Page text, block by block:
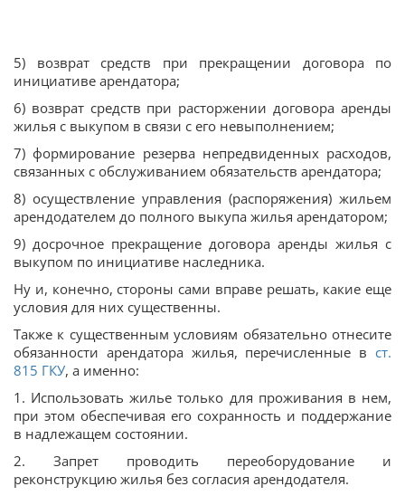
5) возврат средств при прекращении договора по
инициативе арендатора;
6) возврат средств при расторжении договора аренды
жилья с выкупом в связи с его невыполнением;
7) формирование резерва непредвиденных расходов,
связанных с обслуживанием обязательств арендатора;
8) осуществление управления (распоряжения) жильем
арендодателем до полного выкупа жилья арендатором;
9) досрочное прекращение договора аренды жилья с
выкупом по инициативе наследника.
Ну и, конечно, стороны сами вправе решать, какие еще
условия для них существенны.
Также к существенным условиям обязательно отнесите
обязанности арендатора жилья, перечисленные в ст.
815 ГКУ, а именно:
1. Использовать жилье только для проживания в нем,
при этом обеспечивая его сохранность и поддержание
в надлежащем состоянии.
2. Запрет проводить переоборудование и
реконструкцию жилья без согласия арендодателя.